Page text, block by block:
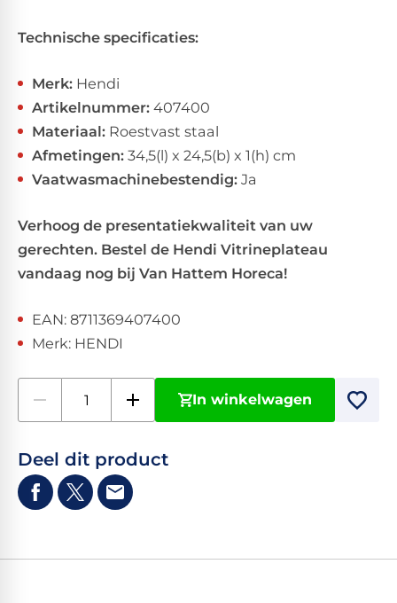
Technische specificaties:
Merk: Hendi
Artikelnummer: 407400
Materiaal: Roestvast staal
Afmetingen: 34,5(l) x 24,5(b) x 1(h) cm
Vaatwasmachinebestendig: Ja
Verhoog de presentatiekwaliteit van uw
gerechten. Bestel de Hendi Vitrineplateau
vandaag nog bij Van Hattem Horeca!
EAN: 8711369407400
Merk: HENDI
In winkelwagen
Deel dit product